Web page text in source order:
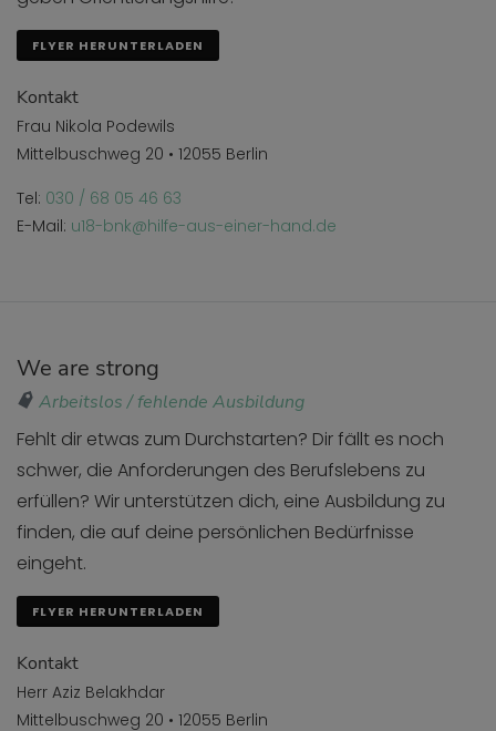
FLYER HERUNTERLADEN
Kontakt
Frau Nikola Podewils
Mittelbuschweg 20 • 12055 Berlin
Tel: 030 / 68 05 46 63
E-Mail: u18-bnk@hilfe-aus-einer-hand.de
We are strong
Arbeitslos / fehlende Ausbildung
Fehlt dir etwas zum Durchstarten? Dir fällt es noch
schwer, die Anforderungen des Berufslebens zu
erfüllen? Wir unterstützen dich, eine Ausbildung zu
finden, die auf deine persönlichen Bedürfnisse
eingeht.
FLYER HERUNTERLADEN
Kontakt
Herr Aziz Belakhdar
Mittelbuschweg 20 • 12055 Berlin